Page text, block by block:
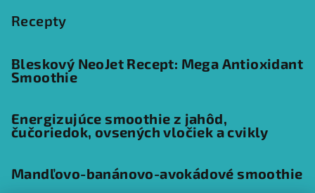
Recepty
Bleskový NeoJet Recept: Mega Antioxidant
Smoothie
Energizujúce smoothie z jahôd,
čučoriedok, ovsených vločiek a cvikly
Mandľovo-banánovo-avokádové smoothie